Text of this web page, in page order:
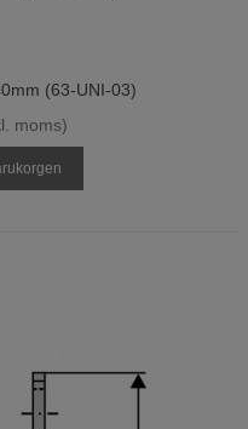
(63-UNI-03)
moms)